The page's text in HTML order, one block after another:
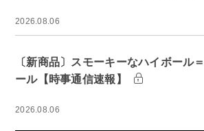
2026.08.06
〔新商品〕スモーキーなハイボール
ール【時事通信速報】
2026.08.06